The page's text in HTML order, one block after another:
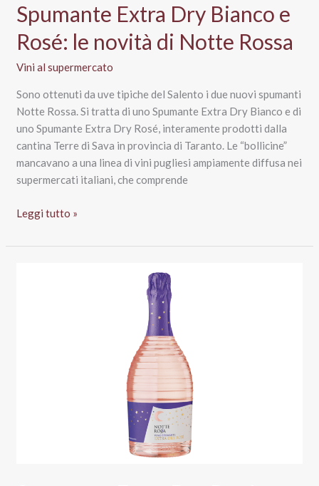
Spumante Extra Dry Bianco e
Rosé: le novità di Notte Rossa
Vini al supermercato
Sono ottenuti da uve tipiche del Salento i due nuovi spumanti
Notte Rossa. Si tratta di uno Spumante Extra Dry Bianco e di
uno Spumante Extra Dry Rosé, interamente prodotti dalla
cantina Terre di Sava in provincia di Taranto. Le “bollicine”
mancavano a una linea di vini pugliesi ampiamente diffusa nei
supermercati italiani, che comprende
Spumante
Dry
Leggi tutto »